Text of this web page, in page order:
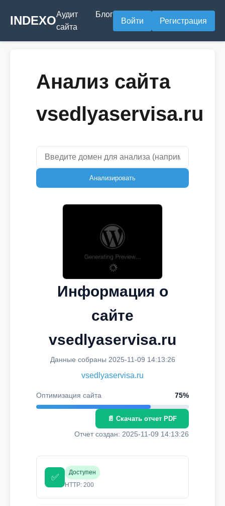
INDEXOАудит
сайта
Блог
Войти Регистрация
Анализ сайта
vsedlyaservisa.ru
Анализировать
Информация о
сайте
vsedlyaservisa.ru
Данные собраны 2025-11-09 14:13:26
vsedlyaservisa.ru
Оптимизация сайта 75%
📄 Скачать отчет PDF
Отчет создан: 2025-11-09 14:13:26
✅
Доступен
HTTP: 200